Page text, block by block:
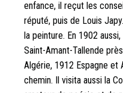
enfance, il reçut les
réputé, puis de Louis
la peinture. En 1902
Saint-Amant-Tallende
Algérie, 1912 Espagne et
chemin. Il visita aussi la